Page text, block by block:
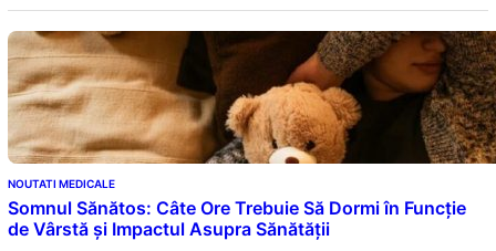
NOUTATI MEDICALE
Somnul Sănătos: Câte Ore Trebuie Să Dormi în Funcție
de Vârstă și Impactul Asupra Sănătății